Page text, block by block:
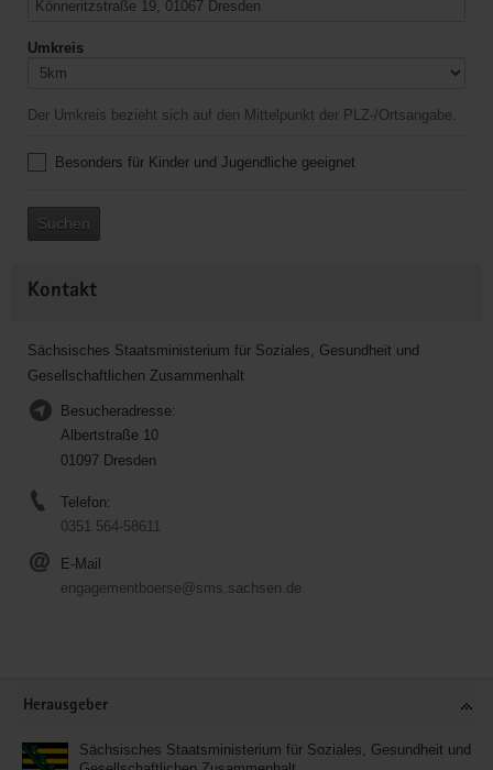
Umkreis
Der Umkreis bezieht sich auf den Mittelpunkt der PLZ-/Ortsangabe.
Besonders für Kinder und Jugendliche geeignet
Suchen
Kontakt
Sächsisches Staatsministerium für Soziales, Gesundheit und
Gesellschaftlichen Zusammenhalt
Besucheradresse:
Albertstraße 10
01097 Dresden
Telefon:
0351 564-58611
E-Mail
engagementboerse@sms.sachsen.de
Herausgeber
Sächsisches Staatsministerium für Soziales, Gesundheit und